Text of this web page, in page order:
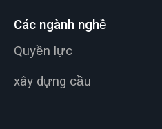
Các ngành nghề
Quyền lực
xây dựng cầu